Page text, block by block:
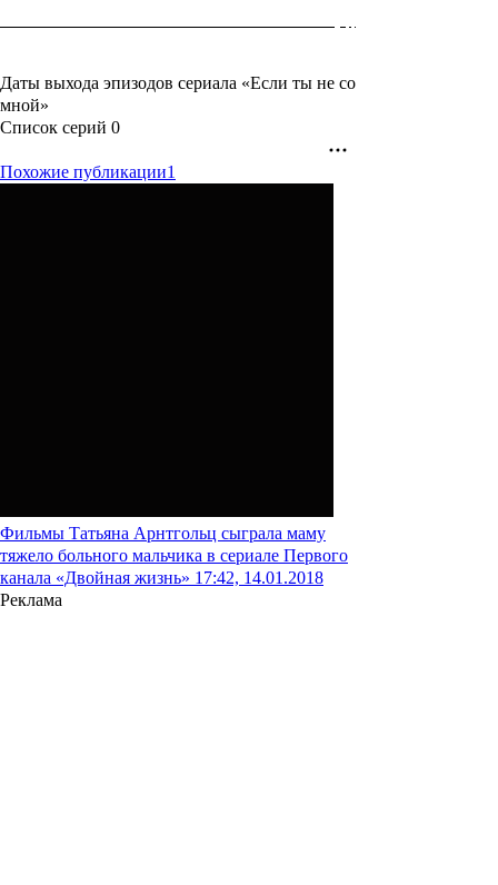
Даты выхода эпизодов сериала «Если ты не со
мной»
Список серий 0
Похожие публикации1
Фильмы Татьяна Арнтгольц сыграла маму
тяжело больного мальчика в сериале Первого
канала «Двойная жизнь» 17:42, 14.01.2018
Реклама